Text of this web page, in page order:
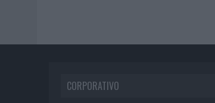
CORPORATIVO